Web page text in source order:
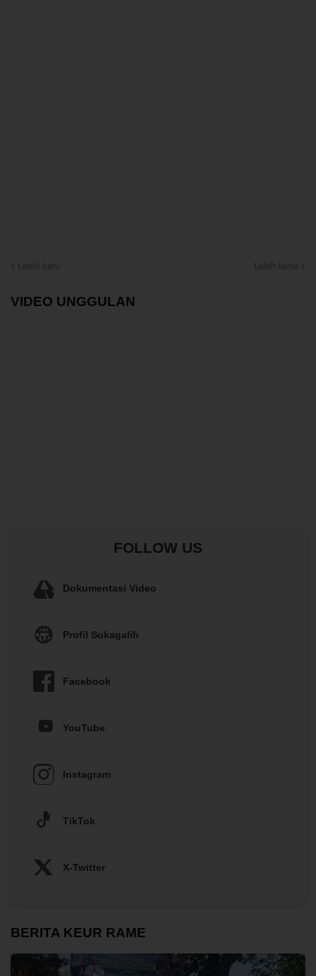
VIDEO UNGGULAN
FOLLOW US
Dokumentasi Video
Profil Sukagalih
Facebook
YouTube
Instagram
TikTok
X-Twitter
BERITA KEUR RAME